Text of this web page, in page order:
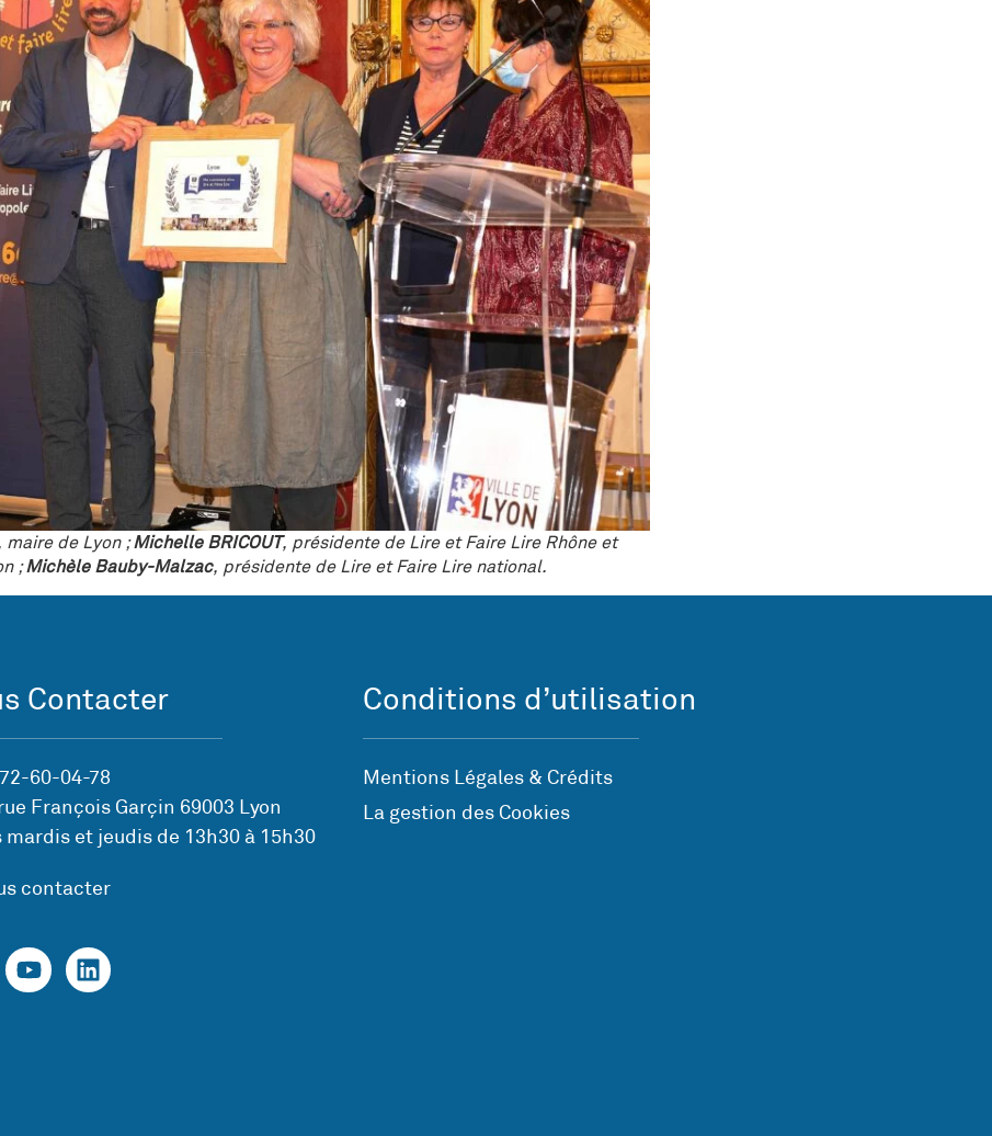
maire de Lyon ;Michelle BRICOUT, présidente de Lire et Faire Lire Rhône et
;Michèle Bauby-Malzac, présidente de Lire et Faire Lire national.
Contacter
60-04-78
François Garçin 69003 Lyon
mardis et jeudis de 13h30 à 15h30
contacter
Conditions d’utilisation
Mentions Légales & Crédits
La gestion des Cookies